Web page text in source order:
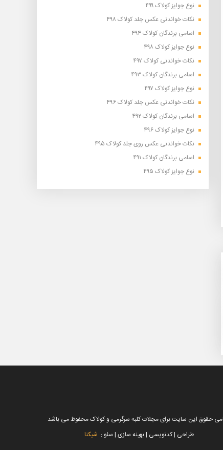
نوع جوایز کولاک ۴۹۹
نکات خواندنی عکس جلد کولاک ۴۹۸
اسامی برندگان کولاک ۴۹۴
نوع جوایز کولاک ۴۹۸
نکات خواندنی کولاک ۴۹۷
اسامی برندگان کولاک ۴۹۳
نوع جوایز کولاک ۴۹۷
نکات خواندنی عکس جلد کولاک ۴۹۶
اسامی برندگان کولاک ۴۹۲
نوع جوایز کولاک ۴۹۶
نکات خواندنی عکس روی جلد کولاک ۴۹۵
اسامی برندگان کولاک ۴۹۱
نوع جوایز کولاک ۴۹۵
حقوق این سایت برای مجلات کلبه سرگرمی و کولاک محفوظ می باشد
طراحی | کدنویسی | بهینه سازی | سئو : شیکنا